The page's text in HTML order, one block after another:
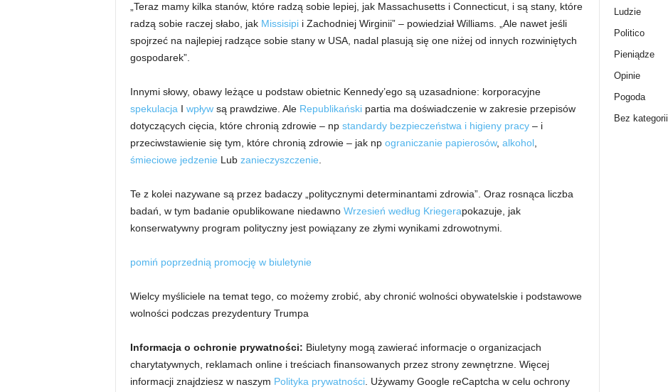
„Teraz mamy kilka stanów, które radzą sobie lepiej, jak Massachusetts i Connecticut, i są stany, które
radzą sobie raczej słabo, jak Missisipii Zachodniej Wirginii” – powiedział Williams. „Ale nawet jeśli
spojrzeć na najlepiej radzące sobie stany w USA, nadal plasują się one niżej od innych rozwiniętych
gospodarek”.
Innymi słowy, obawy leżące u podstaw obietnic Kennedy’ego są uzasadnione: korporacyjne
spekulacja I wpływsą prawdziwe. Ale Republikańskipartia ma doświadczenie w zakresie przepisów
dotyczących cięcia, które chronią zdrowie – np standardy bezpieczeństwa i higieny pracy– i
przeciwstawienie się tym, które chronią zdrowie – jak np ograniczanie papierosów, alkohol,
śmieciowe jedzenie Lub zanieczyszczenie
Te z kolei nazywane są przez badaczy „politycznymi determinantami zdrowia”. Oraz rosnąca liczba
badań, w tym badanie opublikowane niedawno Wrzesień według Kriegerapokazuje, jak
konserwatywny program polityczny jest powiązany ze złymi wynikami zdrowotnymi.
pomiń poprzednią promocję w biuletynie
Wielcy myśliciele na temat tego, co możemy zrobić, aby chronić wolności obywatelskie i podstawowe
wolności podczas prezydentury Trumpa
Informacja o ochronie prywatności: Biuletyny mogą zawierać informacje o organizacjach
charytatywnych, reklamach online i treściach finansowanych przez strony zewnętrzne. Więcej
informacji znajdziesz w naszym Polityka prywatności. Używamy Google reCaptcha w celu ochrony
Ludzie
Politico
Pieniądze
Opinie
Pogoda
Bez kategorii